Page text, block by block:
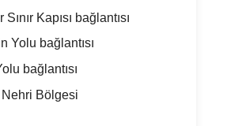
Sınır Kapısı bağlantısı
Yolu bağlantısı
bağlantısı
Bölgesi